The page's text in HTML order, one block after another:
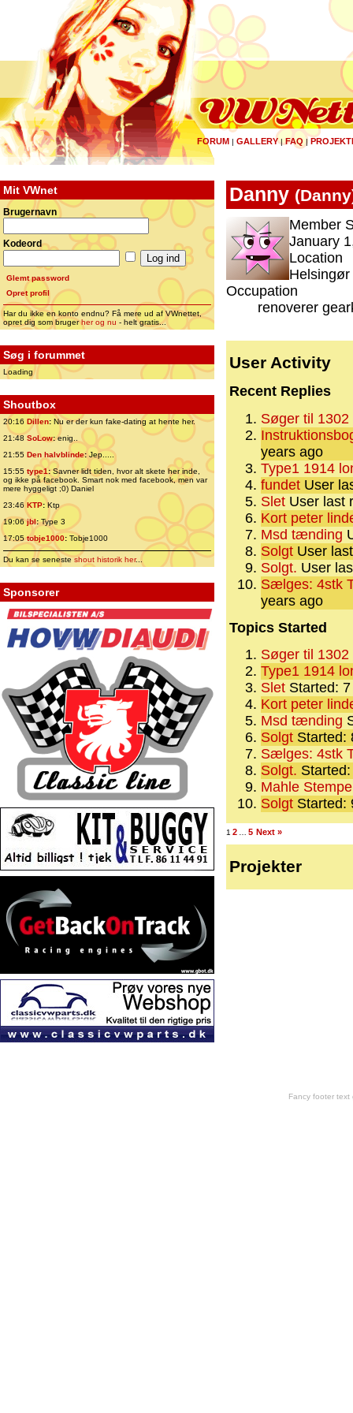
FORUM | GALLERY|FAQ |
Mit VWnet
Brugernavn
Kodeord
Glemt password
Opret profil
Har du ikke en konto endnu? Få mere ud af VWnettet,
opret dig som brugerher og nu - helt gratis...
Søg i forummet
Loading
Shoutbox
20:16 Dillen: Nu er der kun fake-dating at hente her.
21:48 SoLow:enig..
21:55 Den halvblinde:Jep.....
15:55 type1:Savner lidt tiden, hvor alt skete her inde,
og ikke på facebook. Smart nok med facebook, men var
mere hyggeligt ;0) Daniel
23:46 KTP:Ktp
19:06jbl:Type 3
17:05tobje1000: Tobje1000
Du kan se senesteshout historik her...
Sponsorer
Danny (Danny
Member
January
Location
Helsingør
Occupation
renoverer
User Activity
Recent Replies
Søger til 1302
years ago
Type1 1914
fundet User
Slet User last
Kort peter
Msd tænding
Solgt User
Solgt. User
Sælges: 4stk
years ago
Topics Started
Søger til 1302
Type1 1914
Slet Started:
Kort peter
Msd tænding
Solgt Started:
Sælges: 4stk
Solgt.
Mahle
Solgt Started:
1 2 5 Next »
Projekter
Fancy footer